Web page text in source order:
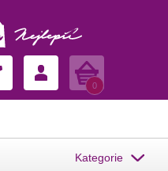
Košík
0
Kategorie